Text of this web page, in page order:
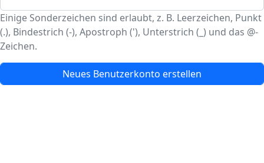
Einige Sonderzeichen sind erlaubt, z. B. Leerzeichen, Punkt
(.), Bindestrich (-), Apostroph ('), Unterstrich (_) und das @-
Zeichen.